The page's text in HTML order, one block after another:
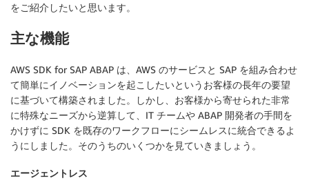
をご紹介したいと思います。
主な機能
AWS SDK for SAP ABAP は、AWS のサービスと SAP を組み合わせ
て簡単にイノベーションを起こしたいというお客様の長年の要望
に基づいて構築されました。しかし、お客様から寄せられた非常
に特殊なニーズから逆算して、IT チームや ABAP 開発者の手間を
かけずに SDK を既存のワークフローにシームレスに統合できるよ
うにしました。そのうちのいくつかを見ていきましょう。
エージェントレス